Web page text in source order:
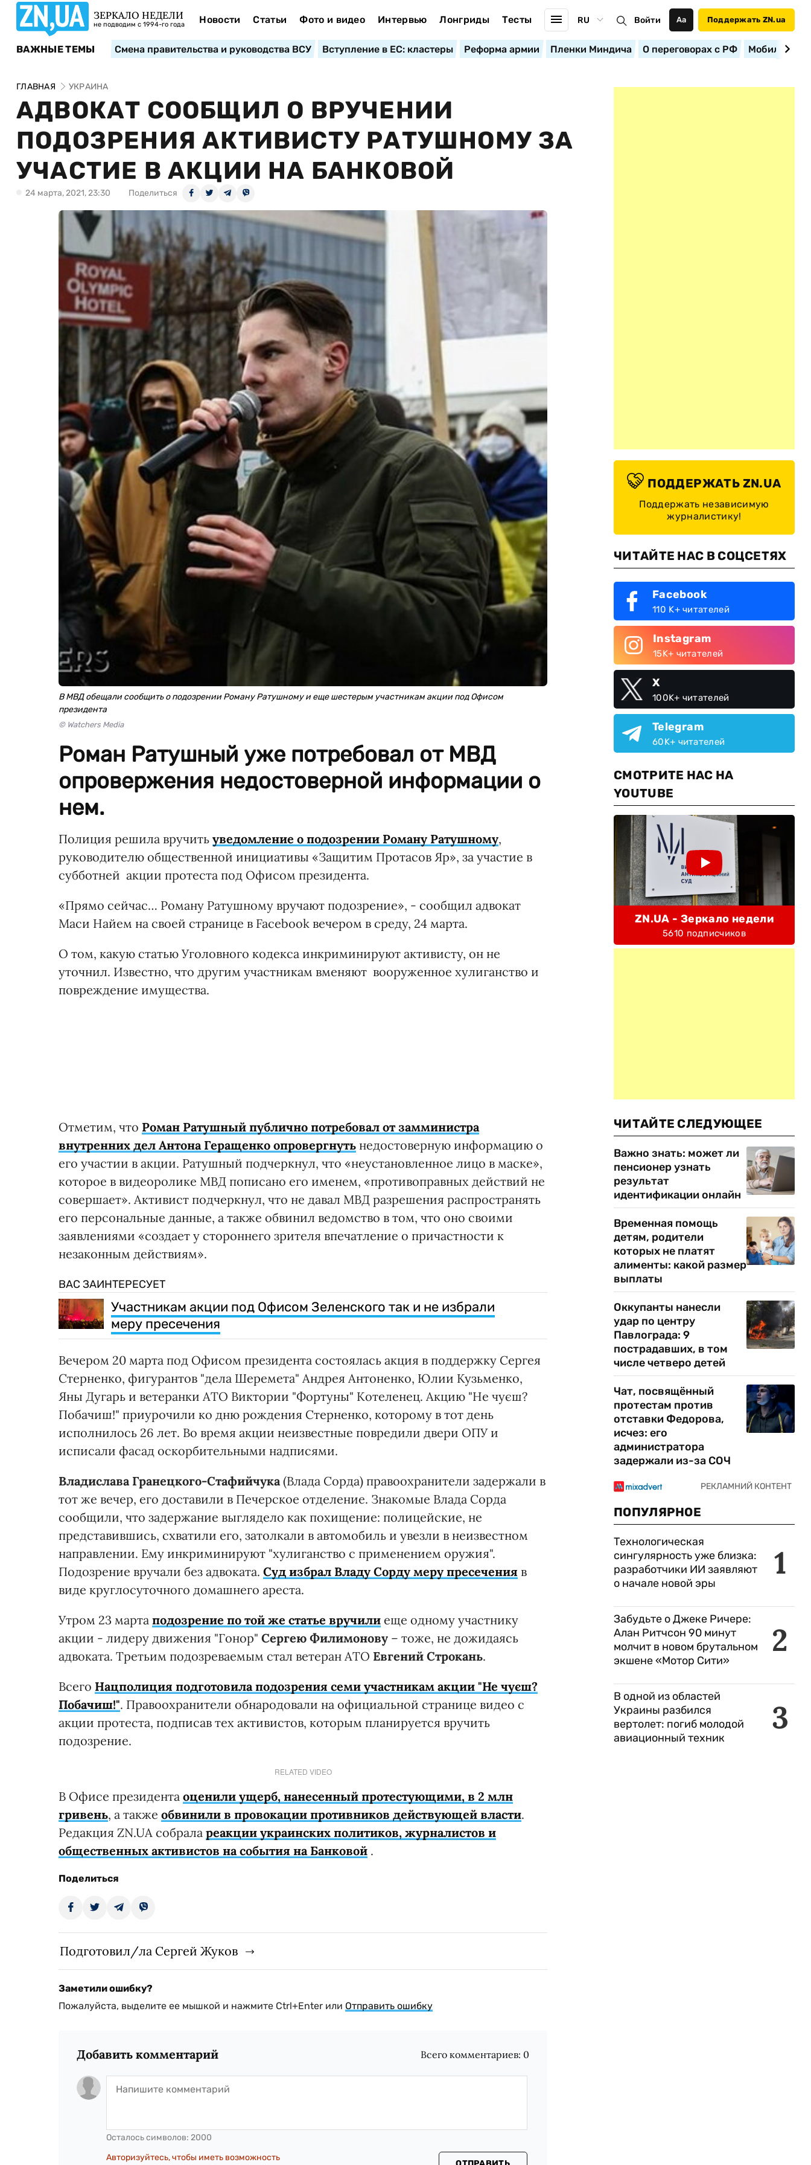
ЗЕРКАЛО НЕДЕЛИ
не подводим с 1994-го года Новости Статьи Фото и видео Интервью Лонгриды Тесты RU Войти Аа Поддержать ZN.ua
ВАЖНЫЕ ТЕМЫ Смена правительства и руководства ВСУ Вступление в ЕС: кластеры Реформа армии Пленки Миндича О переговорах с РФ
ГЛАВНАЯ УКРАИНА
АДВОКАТ СООБЩИЛ О ВРУЧЕНИИ
ПОДОЗРЕНИЯ АКТИВИСТУ РАТУШНОМУ ЗА
УЧАСТИЕ В АКЦИИ НА БАНКОВОЙ
24 марта, 2021, 23:30 Поделиться
В МВД обещали сообщить о подозрении Роману Ратушному и еще шестерым участникам акции под Офисом
президента
© Watchers Media
Роман Ратушный уже потребовал от МВД
опровержения недостоверной информации о
нем.
Полиция решила вручить уведомление о подозрении Роману Ратушному,
руководителю общественной инициативы «Защитим Протасов Яр», за участие в
субботней акции протеста под Офисом президента.
«Прямо сейчас… Роману Ратушному вручают подозрение», - сообщил адвокат
Маси Найем на своей странице в Facebook вечером в среду, 24 марта.
О том, какую статью Уголовного кодекса инкриминируют активисту, он не
уточнил. Известно, что другим участникам вменяют вооруженное хулиганство и
повреждение имущества.
Отметим, что Роман Ратушный публично потребовал от замминистра
внутренних дел Антона Геращенко опровергнуть недостоверную информацию о
его участии в акции. Ратушный подчеркнул, что «неустановленное лицо в маске»,
которое в видеоролике МВД пописано его именем, «противоправных действий не
совершает». Активист подчеркнул, что не давал МВД разрешения распространять
его персональные данные, а также обвинил ведомство в том, что оно своими
заявлениями «создает у стороннего зрителя впечатление о причастности к
незаконным действиям».
ВАС ЗАИНТЕРЕСУЕТ
Участникам акции под Офисом Зеленского так и не избрали
меру пресечения
Вечером 20 марта под Офисом президента состоялась акция в поддержку Сергея
Стерненко, фигурантов "дела Шеремета" Андрея Антоненко, Юлии Кузьменко,
Яны Дугарь и ветеранки АТО Виктории "Фортуны" Котеленец. Акцию "Не чуєш?
Побачиш!" приурочили ко дню рождения Стерненко, которому в тот день
исполнилось 26 лет. Во время акции неизвестные повредили двери ОПУ и
исписали фасад оскорбительными надписями.
Владислава Гранецкого-Стафийчука(Влада Сорда) правоохранители задержали в
тот же вечер, его доставили в Печерское отделение. Знакомые Влада Сорда
сообщили, что задержание выглядело как похищение: полицейские, не
представившись, схватили его, затолкали в автомобиль и увезли в неизвестном
направлении. Ему инкриминируют "хулиганство с применением оружия".
Подозрение вручали без адвоката. Суд избрал Владу Сорду меру пресечения в
виде круглосуточного домашнего ареста.
Утром 23 марта подозрение по той же статье вручили еще одному участнику
акции - лидеру движения "Гонор" Сергею Филимонову – тоже, не дожидаясь
адвоката. Третьим подозреваемым стал ветеран АТО Евгений Строкань.
Всего Нацполиция подготовила подозрения семи участникам акции "Не чуєш?
Побачиш!". Правоохранители обнародовали на официальной странице видео с
акции протеста, подписав тех активистов, которым планируется вручить
подозрение.
RELATED VIDEO
В Офисе президента оценили ущерб, нанесенный протестующими, в 2 млн
гривень, а также обвинили в провокации противников действующей власти.
Редакция ZN.UA собрала реакции украинских политиков, журналистов и
общественных активистов на события на Банковой .
Поделиться
Подготовил/ла Сергей Жуков
Заметили ошибку?
Пожалуйста, выделите ее мышкой и нажмите Ctrl+Enter или Отправить ошибку
Добавить комментарий Всего комментариев: 0
Осталось символов: 2000
Авторизуйтесь, чтобы иметь возможность
ПОДДЕРЖАТЬ ZN.UA
Поддержать независимую
журналистику!
ЧИТАЙТЕ НАС В СОЦСЕТЯХ
Facebook
110 K+ читателей
Instagram
15K+ читателей
X
100K+ читателей
Telegram
60K+ читателей
СМОТРИТЕ НАС НА
YOUTUBE
ZN.UA - Зеркало недели
5610 подписчиков
ЧИТАЙТЕ СЛЕДУЮЩЕЕ
Важно знать: может ли
пенсионер узнать
результат
идентификации онлайн
Временная помощь
детям, родители
которых не платят
алименты: какой размер
выплаты
Оккупанты нанесли
удар по центру
Павлограда: 9
пострадавших, в том
числе четверо детей
Чат, посвящённый
протестам против
отставки Федорова,
исчез: его
администратора
задержали из-за СОЧ
ПОПУЛЯРНОЕ
1
Технологическая
сингулярность уже близка:
разработчики ИИ заявляют
о начале новой эры
2
Забудьте о Джеке Ричере:
Алан Ритчсон 90 минут
молчит в новом брутальном
экшене «Мотор Сити»
3
В одной из областей
Украины разбился
вертолет: погиб молодой
авиационный техник